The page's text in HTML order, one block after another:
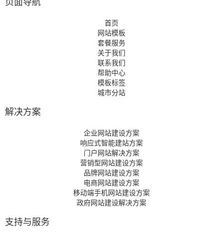
页面导航
首页
网站模板
套餐服务
关于我们
联系我们
帮助中心
模板标签
城市分站
解决方案
企业网站建设方案
响应式智能建站方案
门户网站解决方案
营销型网站建设方案
品牌网站建设方案
电商网站建设方案
移动端手机网站建设方案
政府网站建设解决方案
支持与服务